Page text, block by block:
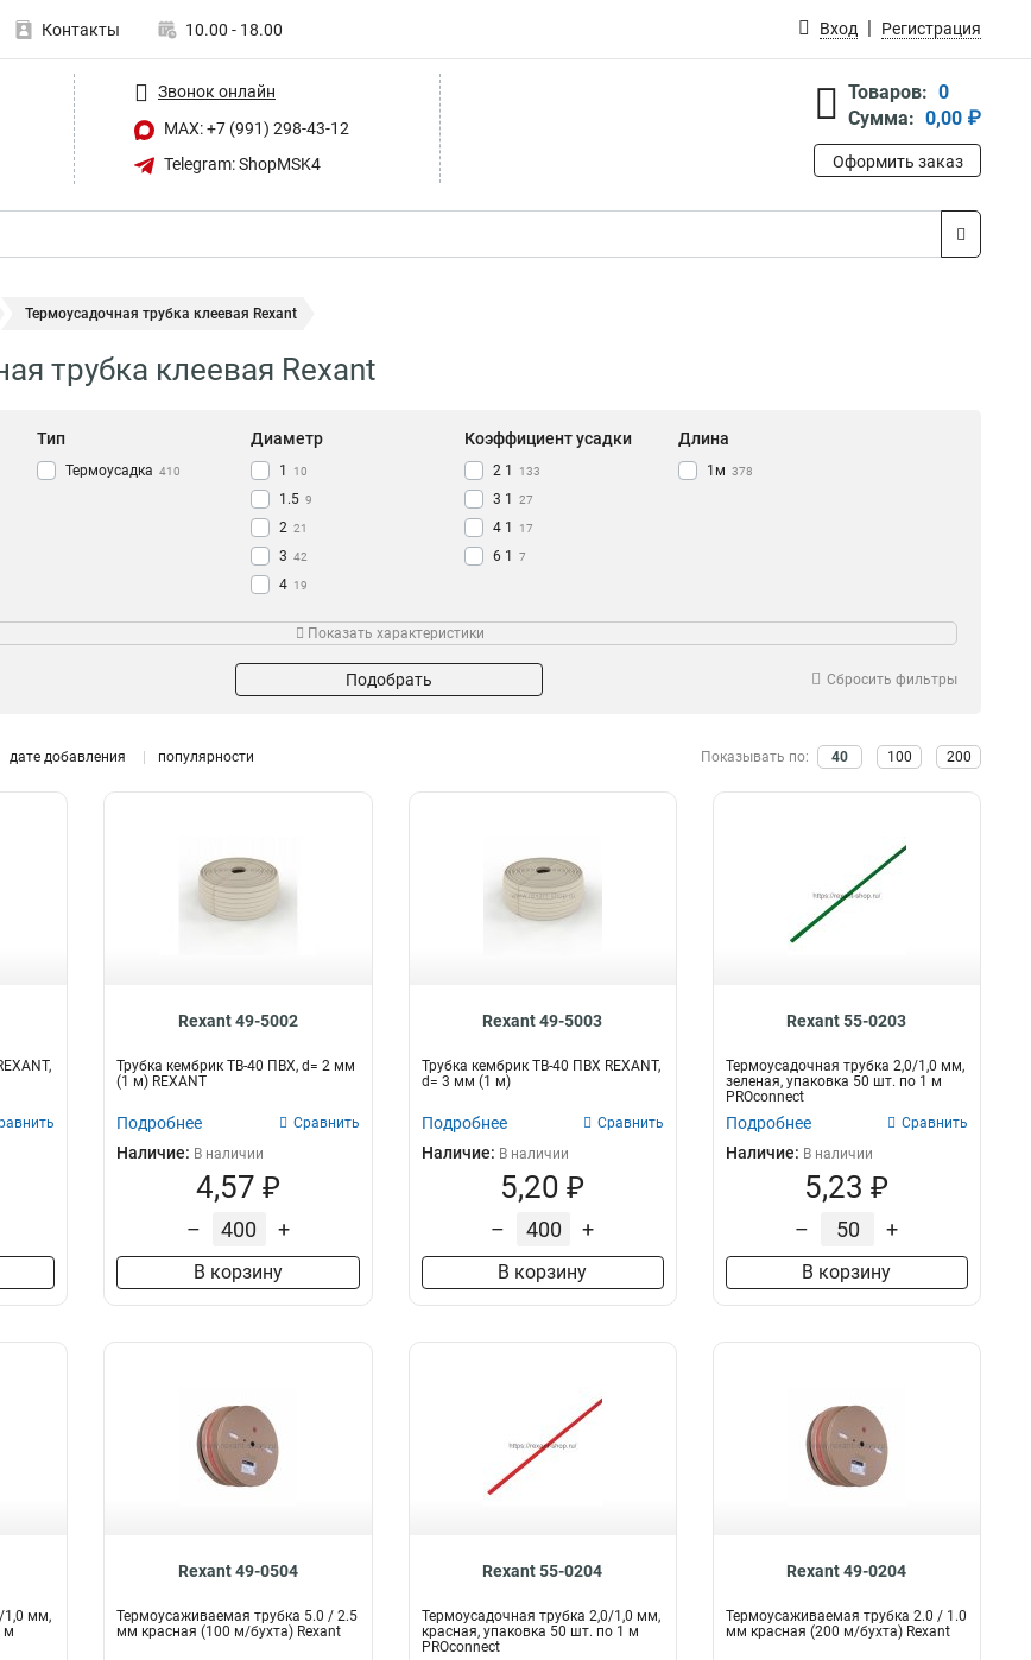
Контакты 10.00 - 18.00 Вход Регистрация
Звонок онлайн
MAX: +7 (991) 298-43-12
Telegram: ShopMSK4
Товаров: 0
Сумма: 0,00 ₽
Оформить заказ
Термоусадочная трубка клеевая Rexant
трубка клеевая Rexant
Тип
Термоусадка 410
Диаметр
1 10
1.5 9
2 21
3 42
4 19
6 19
8 16
35
50 72
Коэффициент усадки
2 1 133
3 1 27
4 1 17
6 1 7
Длина
1м 378
Показать характеристики
Подобрать Сбросить фильтры
дате добавления популярности Показывать по: 40 100 200
Rexant 49-5002
Трубка кембрик ТВ-40 ПВХ, d= 2 мм
(1 м) REXANT
Подробнее Сравнить
Наличие: В наличии
4,57 ₽
– +
В корзину
Rexant 49-5003
Трубка кембрик ТВ-40 ПВХ REXANT,
d= 3 мм (1 м)
Подробнее Сравнить
Наличие: В наличии
5,20 ₽
– +
В корзину
Rexant 55-0203
Термоусадочная трубка 2,0/1,0 мм,
зеленая, упаковка 50 шт. по 1 м
PROconnect
Подробнее Сравнить
Наличие: В наличии
5,23 ₽
– +
В корзину
1,0 мм,
м
Rexant 49-0504
Термоусаживаемая трубка 5.0 / 2.5
мм красная (100 м/бухта) Rexant
Rexant 55-0204
Термоусадочная трубка 2,0/1,0 мм,
красная, упаковка 50 шт. по 1 м
PROconnect
Rexant 49-0204
Термоусаживаемая трубка 2.0 / 1.0
мм красная (200 м/бухта) Rexant